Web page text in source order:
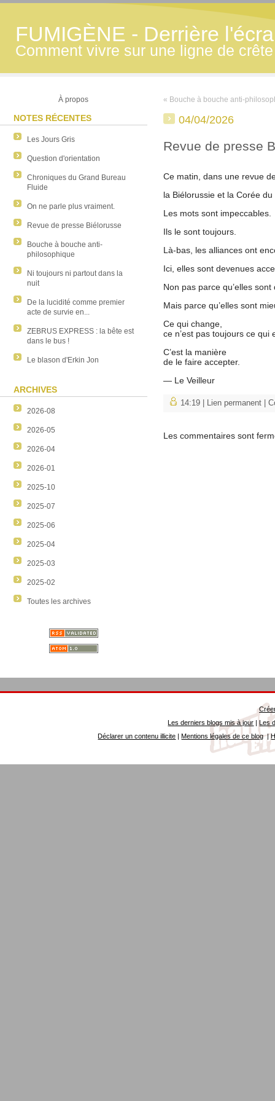
FUMIGÈNE - Derrière
Comment vivre sur une ligne de crête
À propos
NOTES RÉCENTES
Les Jours Gris
Question d'orientation
Chroniques du Grand Bureau
Fluide
On ne parle plus vraiment.
Revue de presse Biélorusse
Bouche à bouche anti-
philosophique
Ni toujours ni partout dans la
nuit
De la lucidité comme premier
acte de survie en...
ZEBRUS EXPRESS : la bête est
dans le bus !
Le blason d'Erkin Jon
ARCHIVES
2026-08
2026-05
2026-04
2026-01
2025-10
2025-07
2025-06
2025-04
2025-03
2025-02
Toutes les archives
« Bouche à bouche anti-
04/04/2026
Revue de presse
Ce matin, dans une revue
la Biélorussie et la Corée du
Les mots sont impeccables.
Ils le sont toujours.
Là-bas, les alliances ont
Ici, elles sont devenues
Non pas parce qu’elles
Mais parce qu’elles sont
Ce qui change,
ce n’est pas toujours ce qui
C’est la manière
de le faire accepter.
— Le Veilleur
14:19 | Lien permanent
Les commentaires sont
Les derniers blogs mis à jour |Les
Déclarer un contenu illicite |Mentions légales de ce blog|